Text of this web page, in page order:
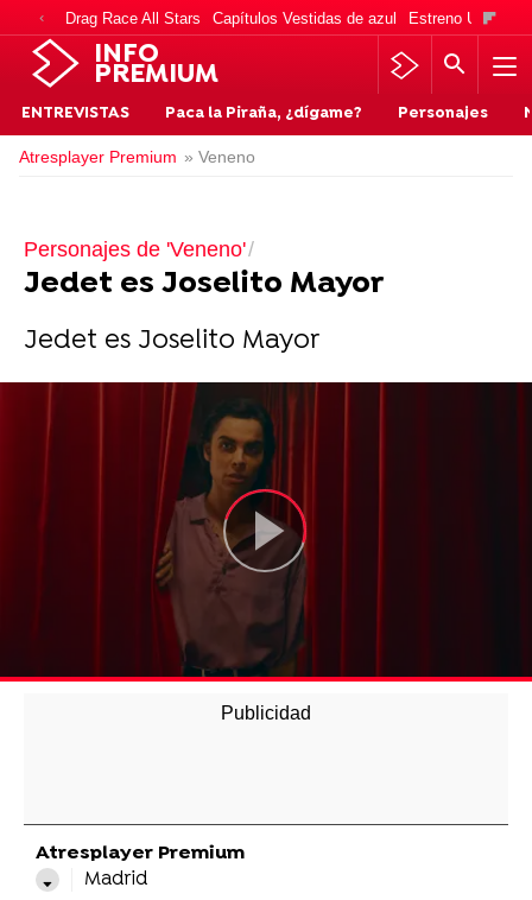
Drag Race All Stars Capítulos Vestidas de azul Estreno Una
INFO
PREMIUM
ENTREVISTAS Paca la Piraña, ¿dígame? Personajes
Atresplayer Premium » Veneno
Personajes de 'Veneno'
Jedet es Joselito Mayor
Jedet es Joselito Mayor
Atresplayer Premium
Madrid